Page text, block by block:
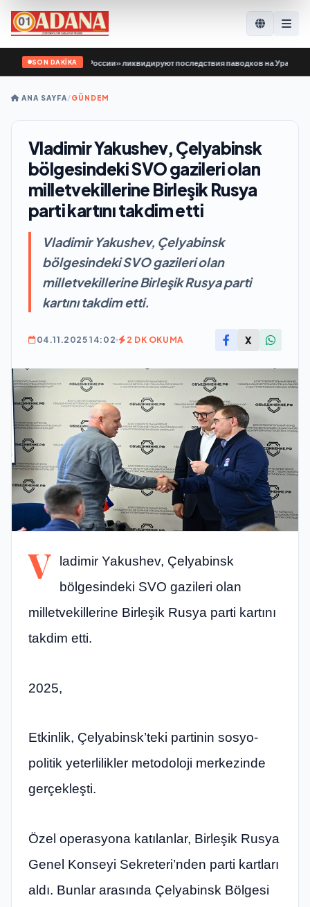
SON DAKİKA
Гвардии Единой России» ликвидируют последствия паводков на Урале и
ANA SAYFA/GÜNDEM
Vladimir Yakushev, Çelyabinsk
bölgesindeki SVO gazileri olan
milletvekillerine Birleşik Rusya
parti kartını takdim etti
Vladimir Yakushev, Çelyabinsk
bölgesindeki SVO gazileri olan
milletvekillerine Birleşik Rusya parti
kartını takdim etti.
04.11.2025 14:02 2 DK OKUMA X
V
ladimir Yakushev, Çelyabinsk
bölgesindeki SVO gazileri olan
milletvekillerine Birleşik Rusya parti kartını
takdim etti.
2025,
Etkinlik, Çelyabinsk’teki partinin sosyo-
politik yeterlilikler metodoloji merkezinde
gerçekleşti.
Özel operasyona katılanlar, Birleşik Rusya
Genel Konseyi Sekreteri’nden parti kartları
aldı. Bunlar arasında Çelyabinsk Bölgesi